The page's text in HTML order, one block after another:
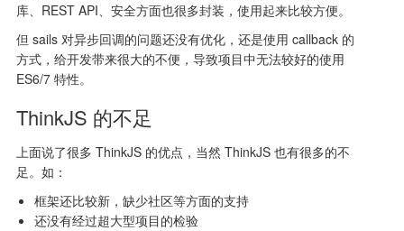
库、REST API、安全方面也很多封装，使用起来比较方便。
但 sails 对异步回调的问题还没有优化，还是使用 callback 的
方式，给开发带来很大的不便，导致项目中无法较好的使用
ES6/7 特性。
ThinkJS 的不足
上面说了很多 ThinkJS 的优点，当然 ThinkJS 也有很多的不
足。如：
框架还比较新，缺少社区等方面的支持
还没有经过超大型项目的检验